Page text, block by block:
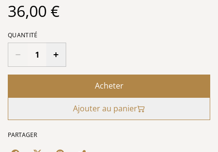
36,00 €
QUANTITÉ
Acheter
Ajouter au panier
PARTAGER